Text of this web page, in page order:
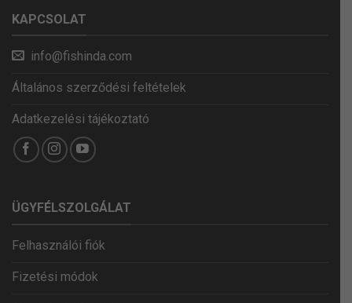
KAPCSOLAT
info@fishinda.com
Általános szerződési feltételek
Adatkezelési tájékoztató
ÜGYFÉLSZOLGÁLAT
Felhasználói fiók
Fizetési módok